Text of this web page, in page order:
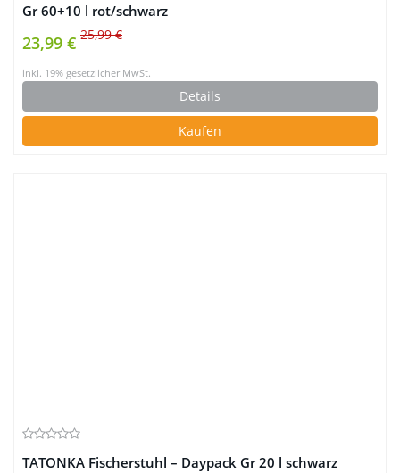
Gr 60+10 l rot/schwarz
23,99 € 25,99 €
inkl. 19% gesetzlicher MwSt.
Details
Kaufen
TATONKA Fischerstuhl – Daypack Gr 20 l schwarz